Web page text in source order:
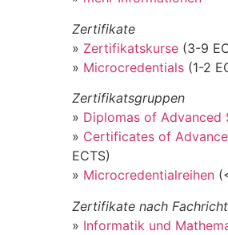
Zertifikate
» Zertifikatskurse (3-9
» Microcredentials (1-2
Zertifikatsgruppen
» Diplomas of Advanced
» Certificates of
ECTS)
» Microcredentialreihen
Zertifikate nach
» Informatik und